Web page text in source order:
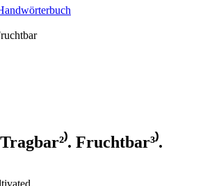
Fruchtbar³⁾.